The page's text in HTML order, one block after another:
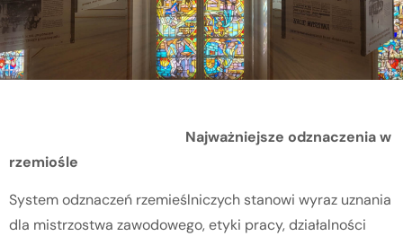
Najważniejsze odznaczenia w
rzemiośle
System odznaczeń rzemieślniczych stanowi wyraz uznania
dla mistrzostwa zawodowego, etyki pracy, działalności